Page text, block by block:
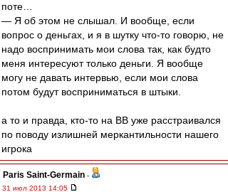
поте…
— Я об этом не слышал. И вообще, если
вопрос о деньгах, и я в шутку что-то говорю, не
надо воспринимать мои слова так, как будто
меня интересуют только деньги. Я вообще
могу не давать интервью, если мои слова
потом будут восприниматься в штыки.
а то и правда, кто-то на ВВ уже расстраивался
по поводу излишней меркантильности нашего
игрока
Paris Saint-Germain -
31 июл 2013 14:05